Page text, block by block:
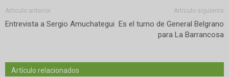
Artículo anterior
Entrevista a Sergio Amuchategui
Artículo siguiente
Es el turno de General Belgrano
para La Barrancosa
Artículo relacionados